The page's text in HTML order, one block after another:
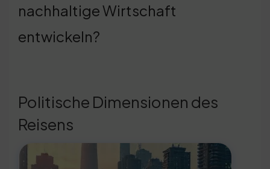
nachhaltige Wirtschaft
entwickeln?
Politische Dimensionen des
Reisens